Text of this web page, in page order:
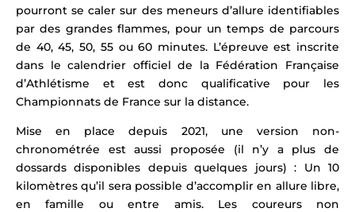
pourront se caler sur des meneurs d’allure identifiables
par des grandes flammes, pour un temps de parcours
de 40, 45, 50, 55 ou 60 minutes. L’épreuve est inscrite
dans le calendrier officiel de la Fédération Française
d’Athlétisme et est donc qualificative pour les
Championnats de France sur la distance.
Mise en place depuis 2021, une version non-
chronométrée est aussi proposée (il n’y a plus de
dossards disponibles depuis quelques jours) : Un 10
kilomètres qu’il sera possible d’accomplir en allure libre,
en famille ou entre amis. Les coureurs non